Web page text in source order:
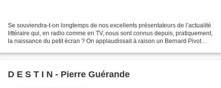
Se souviendra-t-on longtemps de nos excellents présentateurs de l’actualité
littéraire qui, en radio comme en TV, nous sont connus depuis, pratiquement,
la naissance du petit écran ? On applaudissait à raison un Bernard Pivot
D E S T I N - Pierre Guérande